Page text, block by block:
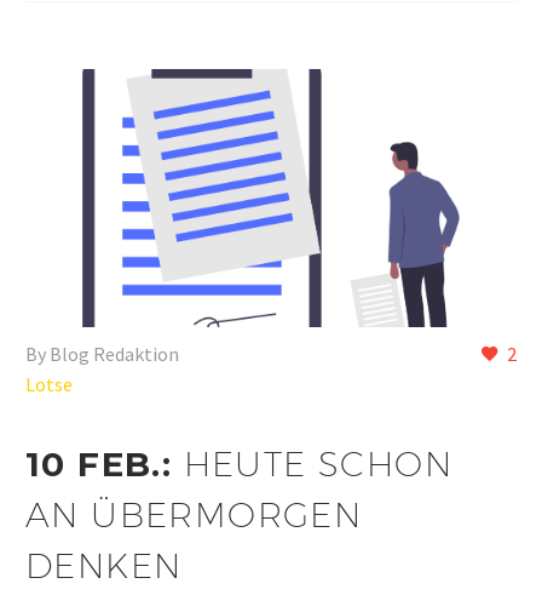
2
By Blog Redaktion
Lotse
10 FEB.: HEUTE SCHON
AN ÜBERMORGEN
DENKEN